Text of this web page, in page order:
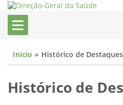
Início Histórico de Destaques
Histórico de